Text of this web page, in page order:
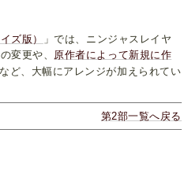
ズ版）
」では、ニンジャスレイヤ
変更や、 原作者によって新規に作
ど、大幅にアレンジが加えられてい
第2部一覧へ戻る